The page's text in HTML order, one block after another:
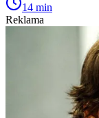
14 min
Reklama